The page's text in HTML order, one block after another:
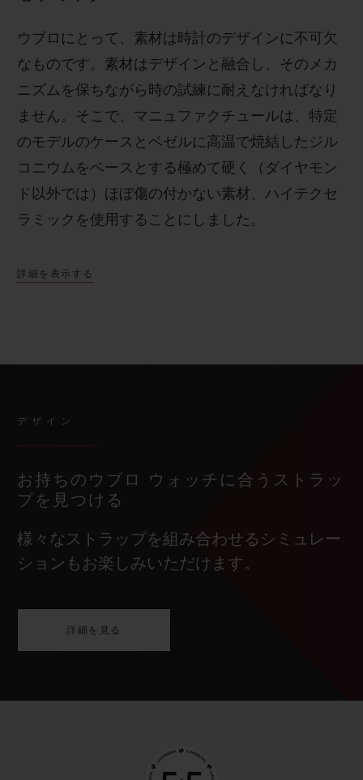
ウブロにとって、素材は時計のデザインに不可欠
なものです。素材はデザインと融合し、そのメカ
ニズムを保ちながら時の試練に耐えなければなり
ません。そこで、マニュファクチュールは、特定
のモデルのケースとベゼルに高温で焼結したジル
コニウムをベースとする極めて硬く（ダイヤモン
ド以外では）ほぼ傷の付かない素材、ハイテクセ
ラミックを使用することにしました。
詳細を表示する
デザイン
お持ちのウブロ ウォッチに合うストラッ
プを見つける
様々なストラップを組み合わせるシミュレー
ションもお楽しみいただけます。
詳細を見る